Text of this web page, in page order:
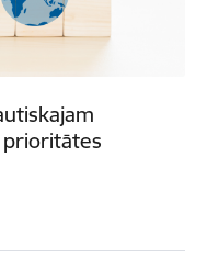
prioritātes